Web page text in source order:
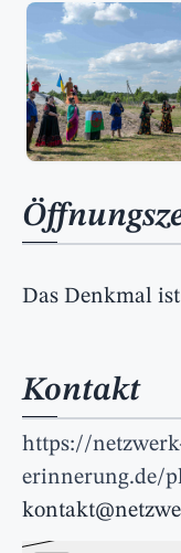
Das Denkmal
Kontakt
https://
erinnerung.de/